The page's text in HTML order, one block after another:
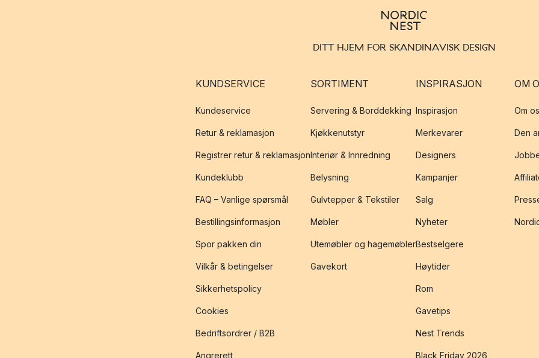
DITT HJEM FOR SKANDINAVISK DESIGN
KUNDSERVICE
Kundeservice
Retur & reklamasjon
Registrer retur & reklamasjon
Kundeklubb
FAQ – Vanlige spørsmål
Bestillingsinformasjon
Spor pakken din
Vilkår & betingelser
Sikkerhetspolicy
Cookies
Bedriftsordrer / B2B
Angrerett
SORTIMENT
Servering & Borddekking
Kjøkkenutstyr
Interiør & Innredning
Belysning
Gulvtepper & Tekstiler
Møbler
Utemøbler og hagemøbler
Gavekort
INSPIRASJON
Inspirasjon
Merkevarer
Designers
Kampanjer
Salg
Nyheter
Bestselgere
Høytider
Rom
Gavetips
Nest Trends
Black Friday 2026
OM
Om
Den